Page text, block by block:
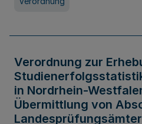
Verordnung zur
in Nordrhein-
Übermittlung von